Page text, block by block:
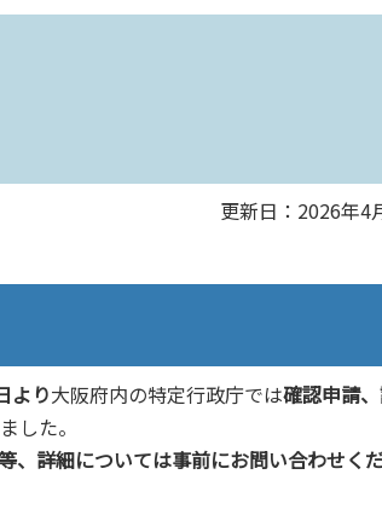
更新日：2026年4
より大阪府内の特定行政庁では確認申請
した。
、詳細については事前にお問い合わせく